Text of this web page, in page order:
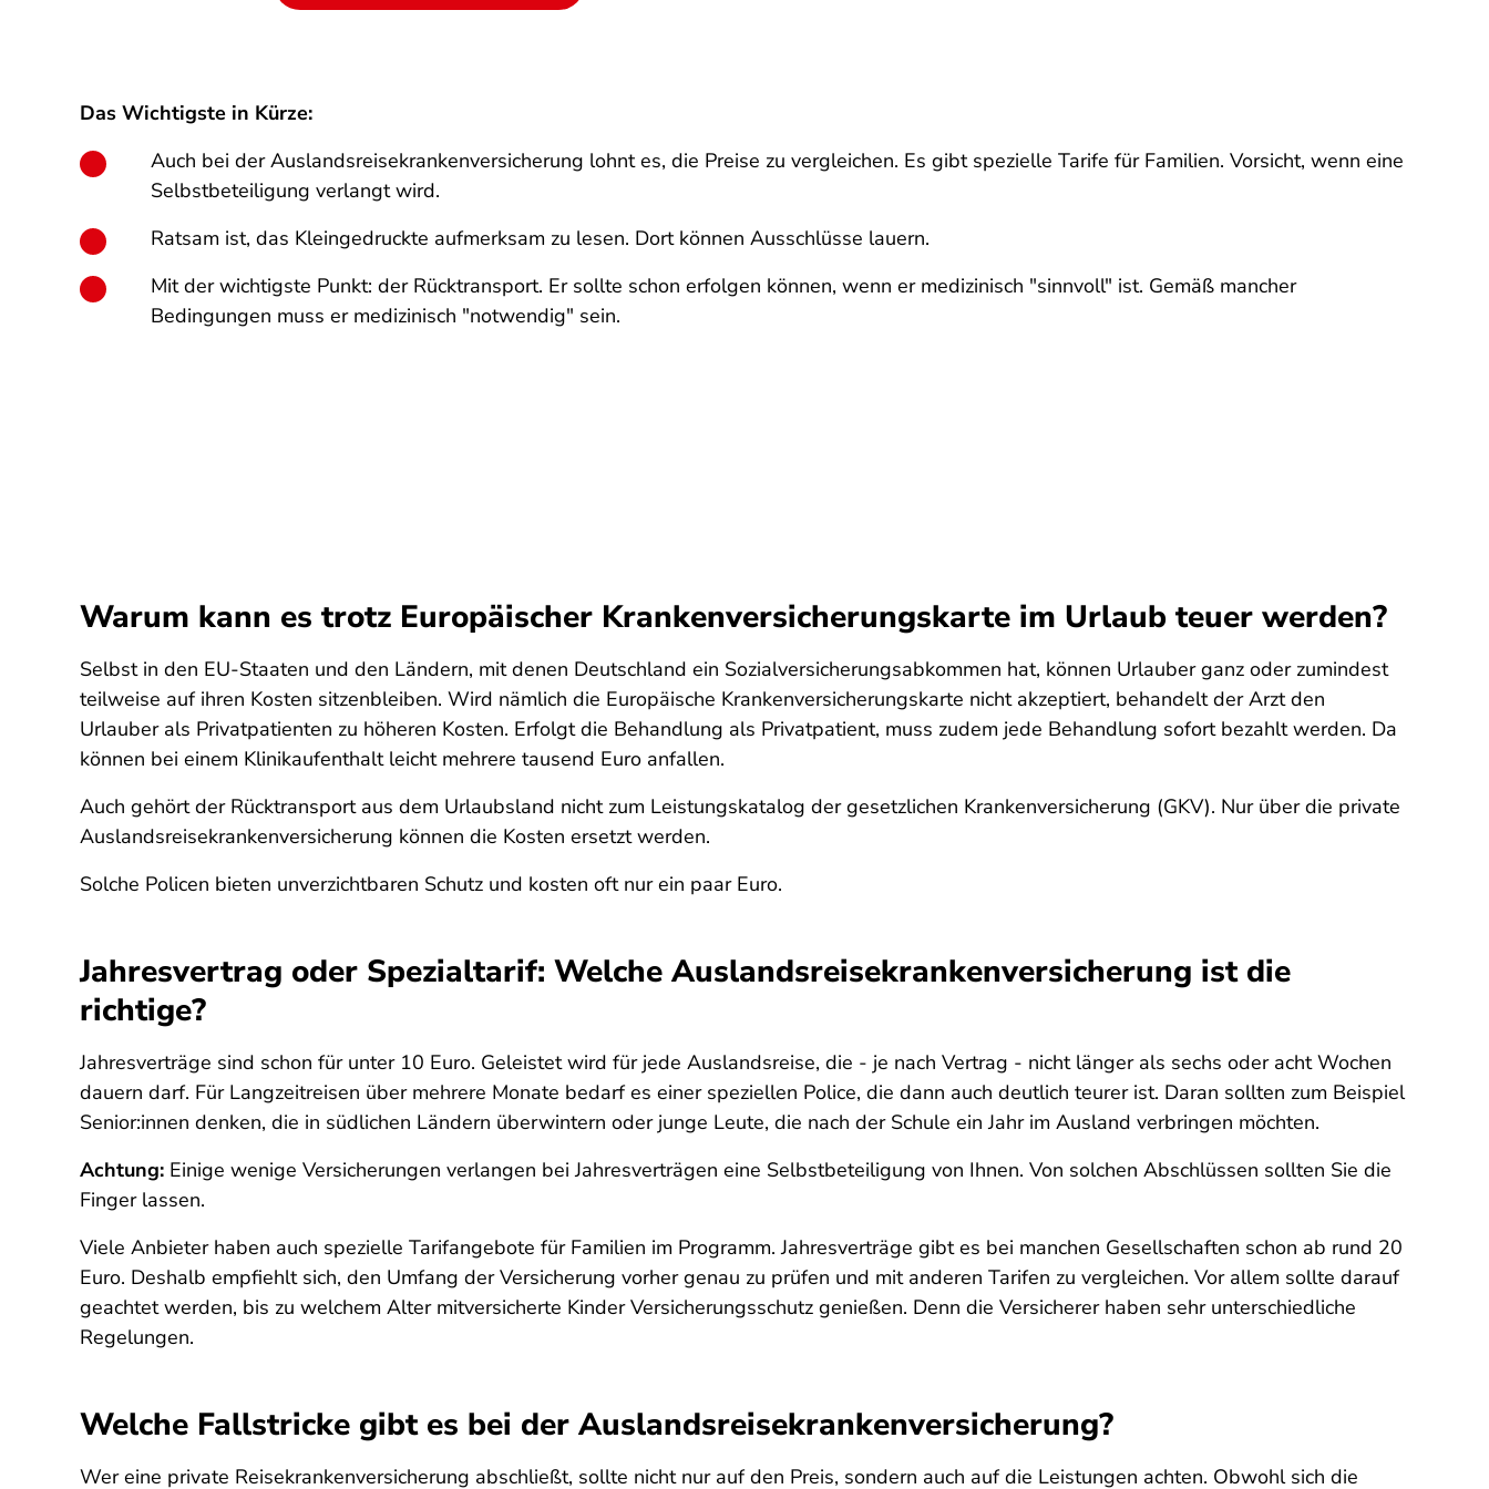
Das Wichtigste in Kürze:
Auch bei der Auslandsreisekrankenversicherung lohnt es, die Preise zu vergleichen. Es gibt spezielle Tarife für Familien. Vorsicht, wenn eine
Selbstbeteiligung verlangt wird.
Ratsam ist, das Kleingedruckte aufmerksam zu lesen. Dort können Ausschlüsse lauern.
Mit der wichtigste Punkt: der Rücktransport. Er sollte schon erfolgen können, wenn er medizinisch "sinnvoll" ist. Gemäß mancher
Bedingungen muss er medizinisch "notwendig" sein.
Warum kann es trotz Europäischer Krankenversicherungskarte im Urlaub teuer werden?
Selbst in den EU-Staaten und den Ländern, mit denen Deutschland ein Sozialversicherungsabkommen hat, können Urlauber ganz oder zumindest
teilweise auf ihren Kosten sitzenbleiben. Wird nämlich die Europäische Krankenversicherungskarte nicht akzeptiert, behandelt der Arzt den
Urlauber als Privatpatienten zu höheren Kosten. Erfolgt die Behandlung als Privatpatient, muss zudem jede Behandlung sofort bezahlt werden. Da
können bei einem Klinikaufenthalt leicht mehrere tausend Euro anfallen.
Auch gehört der Rücktransport aus dem Urlaubsland nicht zum Leistungskatalog der gesetzlichen Krankenversicherung (GKV). Nur über die private
Auslandsreisekrankenversicherung können die Kosten ersetzt werden.
Solche Policen bieten unverzichtbaren Schutz und kosten oft nur ein paar Euro.
Jahresvertrag oder Spezialtarif: Welche Auslandsreisekrankenversicherung ist die
richtige?
Jahresverträge sind schon für unter 10 Euro. Geleistet wird für jede Auslandsreise, die - je nach Vertrag - nicht länger als sechs oder acht Wochen
dauern darf. Für Langzeitreisen über mehrere Monate bedarf es einer speziellen Police, die dann auch deutlich teurer ist. Daran sollten zum Beispiel
Senior:innen denken, die in südlichen Ländern überwintern oder junge Leute, die nach der Schule ein Jahr im Ausland verbringen möchten.
Achtung: Einige wenige Versicherungen verlangen bei Jahresverträgen eine Selbstbeteiligung von Ihnen. Von solchen Abschlüssen sollten Sie die
Finger lassen.
Viele Anbieter haben auch spezielle Tarifangebote für Familien im Programm. Jahresverträge gibt es bei manchen Gesellschaften schon ab rund 20
Euro. Deshalb empfiehlt sich, den Umfang der Versicherung vorher genau zu prüfen und mit anderen Tarifen zu vergleichen. Vor allem sollte darauf
geachtet werden, bis zu welchem Alter mitversicherte Kinder Versicherungsschutz genießen. Denn die Versicherer haben sehr unterschiedliche
Regelungen.
Welche Fallstricke gibt es bei der Auslandsreisekrankenversicherung?
Wer eine private Reisekrankenversicherung abschließt, sollte nicht nur auf den Preis, sondern auch auf die Leistungen achten. Obwohl sich die